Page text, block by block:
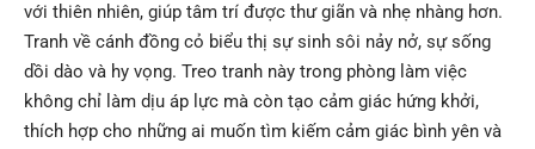
với thiên nhiên, giúp tâm trí được thư giãn và nhẹ nhàng hơn.
Tranh về cánh đồng cỏ biểu thị sự sinh sôi nảy nở, sự sống
dồi dào và hy vọng. Treo tranh này trong phòng làm việc
không chỉ làm dịu áp lực mà còn tạo cảm giác hứng khởi,
thích hợp cho những ai muốn tìm kiếm cảm giác bình yên và